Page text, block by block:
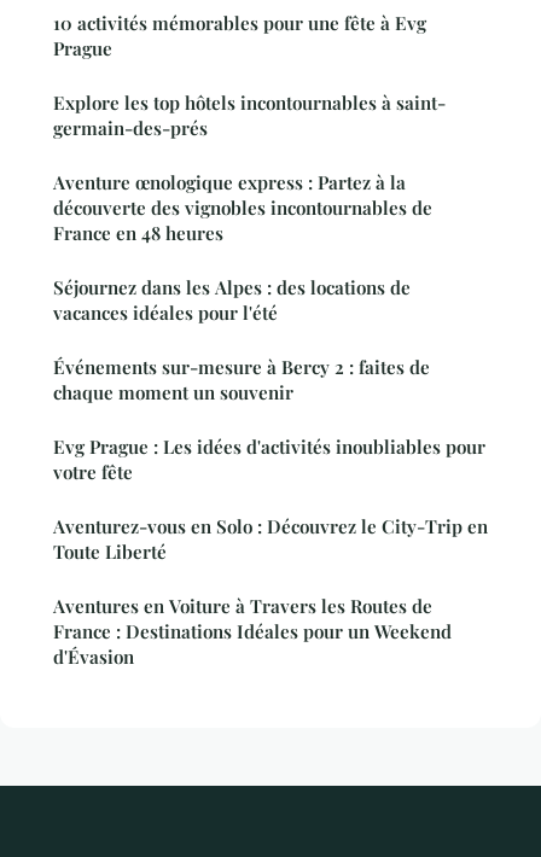
10 activités mémorables pour une fête à Evg
Prague
Explore les top hôtels incontournables à saint-
germain-des-prés
Aventure œnologique express : Partez à la
découverte des vignobles incontournables de
France en 48 heures
Séjournez dans les Alpes : des locations de
vacances idéales pour l'été
Événements sur-mesure à Bercy 2 : faites de
chaque moment un souvenir
Evg Prague : Les idées d'activités inoubliables pour
votre fête
Aventurez-vous en Solo : Découvrez le City-Trip en
Toute Liberté
Aventures en Voiture à Travers les Routes de
France : Destinations Idéales pour un Weekend
d'Évasion